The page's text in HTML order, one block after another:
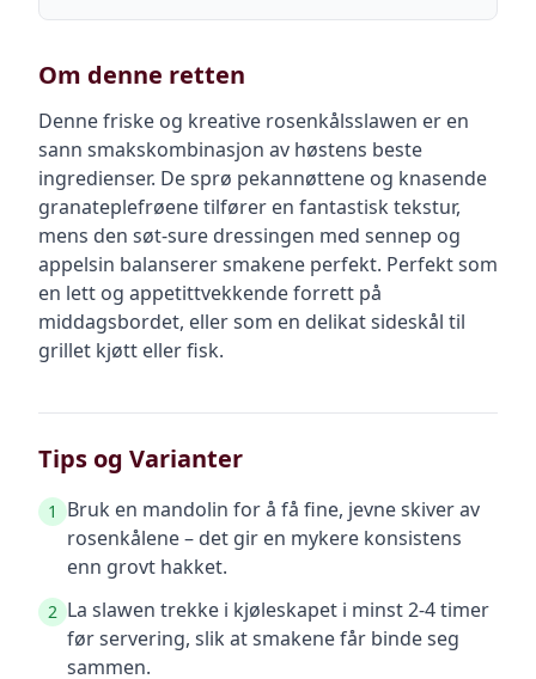
Om denne retten
Denne friske og kreative rosenkålsslawen er en
sann smakskombinasjon av høstens beste
ingredienser. De sprø pekannøttene og knasende
granateplefrøene tilfører en fantastisk tekstur,
mens den søt-sure dressingen med sennep og
appelsin balanserer smakene perfekt. Perfekt som
en lett og appetittvekkende forrett på
middagsbordet, eller som en delikat sideskål til
grillet kjøtt eller fisk.
Tips og Varianter
1
Bruk en mandolin for å få fine, jevne skiver av
rosenkålene – det gir en mykere konsistens
enn grovt hakket.
2 La slawen trekke i kjøleskapet i minst 2-4 timer
før servering, slik at smakene får binde seg
sammen.